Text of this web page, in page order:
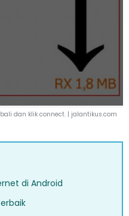
dan klik connect. | jalantikus.com
di Android